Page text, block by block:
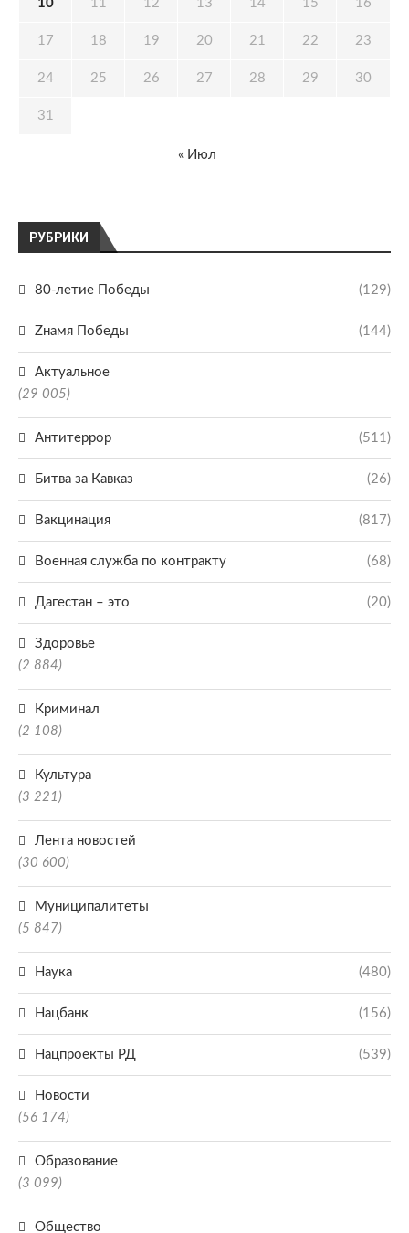
РУБРИКИ
80-летие Победы (129)
Zнамя Победы (144)
Актуальное
(29 005)
Антитеррор (511)
Битва за Кавказ (26)
Вакцинация (817)
Военная служба по контракту (68)
Дагестан – это (20)
Здоровье
(2 884)
Криминал
(2 108)
Культура
(3 221)
Лента новостей
(30 600)
Муниципалитеты
(5 847)
Наука (480)
Нацбанк (156)
Нацпроекты РД (539)
Новости
(56 174)
Образование
(3 099)
Общество
10 11 12 13 14 15 16
17 18 19 20 21 22 23
24 25 26 27 28 29 30
31
« Июл